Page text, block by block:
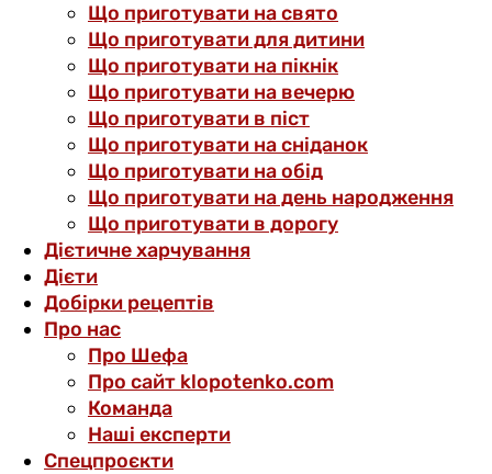
Що приготувати на свято
Що приготувати для дитини
Що приготувати на пікнік
Що приготувати на вечерю
Що приготувати в піст
Що приготувати на сніданок
Що приготувати на обід
Що приготувати на день народження
Що приготувати в дорогу
Дієтичне харчування
Дієти
Добірки рецептів
Про нас
Про Шефа
Про сайт klopotenko.com
Команда
Наші експерти
Спецпроєкти